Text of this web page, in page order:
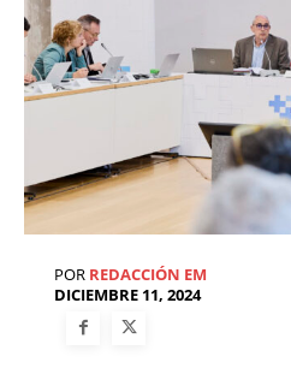
POR REDACCIÓN EM
DICIEMBRE 11, 2024